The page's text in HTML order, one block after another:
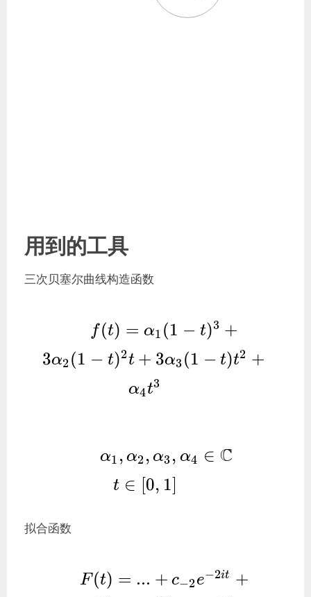
用到的工具
三次贝塞尔曲线构造函数
f(t)=\alpha_1(1-
t)^3+3\alpha_2(1-
t)^2t+3\alpha_3(1-
t)t^2+\alpha_4t^3
f(t) = α1 (1 − t)3 +
3α2 (1 − t)2t + 3α3(1 − t)t2 +
α4t3
α1 , α2 , α3, α4 ∈ C
t ∈ [0, 1]
拟合函数
F(t)=...+c_{-2}e^{-
F (t) = ... + c−2e−2it +